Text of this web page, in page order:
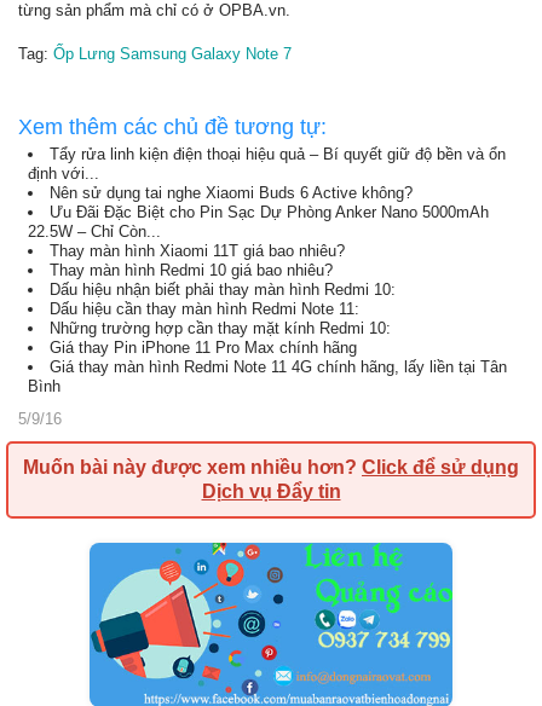
từng sản phẩm mà chỉ có ở OPBA.vn.
Tag: Ốp Lưng Samsung Galaxy Note 7
Xem thêm các chủ đề tương tự:
Tẩy rửa linh kiện điện thoại hiệu quả – Bí quyết giữ độ bền và ổn
định với...
Nên sử dụng tai nghe Xiaomi Buds 6 Active không?
Ưu Đãi Đặc Biệt cho Pin Sạc Dự Phòng Anker Nano 5000mAh
22.5W – Chỉ Còn...
Thay màn hình Xiaomi 11T giá bao nhiêu?
Thay màn hình Redmi 10 giá bao nhiêu?
Dấu hiệu nhận biết phải thay màn hình Redmi 10:
Dấu hiệu cần thay màn hình Redmi Note 11:
Những trường hợp cần thay mặt kính Redmi 10:
Giá thay Pin iPhone 11 Pro Max chính hãng
Giá thay màn hình Redmi Note 11 4G chính hãng, lấy liền tại Tân
Bình
5/9/16
Muốn bài này được xem nhiều hơn? Click để sử dụng
Dịch vụ Đẩy tin